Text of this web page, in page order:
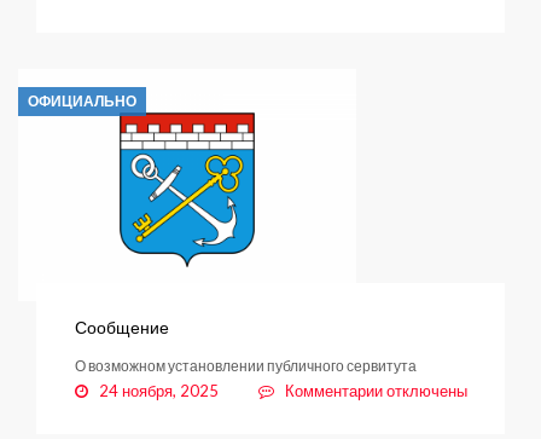
ОФИЦИАЛЬНО
Сообщение
О возможном установлении публичного сервитута
24 ноября, 2025 Комментариикотключены